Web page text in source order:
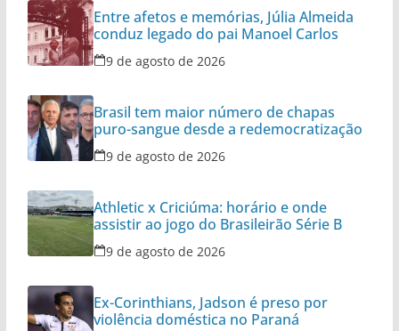
Entre afetos e memórias, Júlia Almeida
conduz legado do pai Manoel Carlos
9 de agosto de 2026
Brasil tem maior número de chapas
puro-sangue desde a redemocratização
9 de agosto de 2026
Athletic x Criciúma: horário e onde
assistir ao jogo do Brasileirão Série B
9 de agosto de 2026
Ex-Corinthians, Jadson é preso por
violência doméstica no Paraná